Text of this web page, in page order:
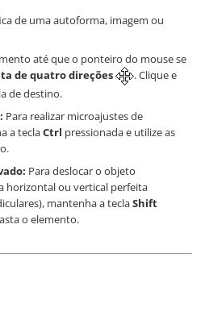
de uma autoforma, imagem ou
até que o ponteiro do mouse se
de quatro direções
. Clique e
de destino.
Para realizar microajustes de
a teclaCtrl pressionada e utilize as
Para deslocar o objeto
horizontal ou vertical perfeita
mantenha a teclaShift
o elemento.